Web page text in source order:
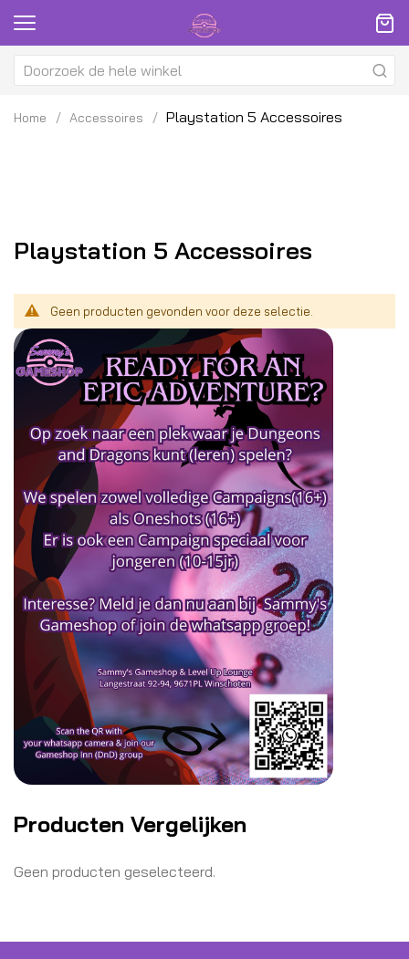
Home Accessoires Playstation 5 Accessoires
Playstation 5 Accessoires
Geen producten gevonden voor deze selectie.
Producten Vergelijken
Geen producten geselecteerd.